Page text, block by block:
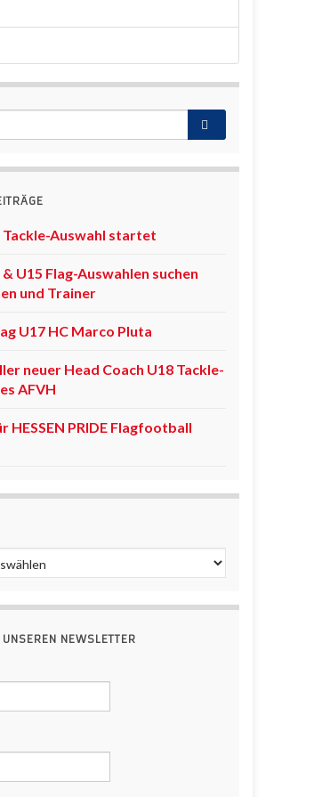
Tackle-Auswahl startet
U15 Flag-Auswahlen suchen
und Trainer
U17 HC Marco Pluta
neuer Head Coach U18 Tackle-
AFVH
HESSEN PRIDE Flagfootball
NEWSLETTER